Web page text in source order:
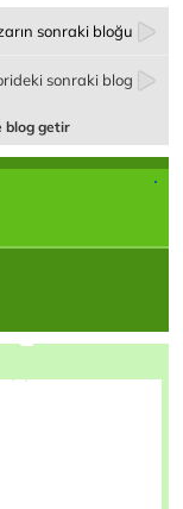
sonraki bloğu
sonraki blog
blog getir